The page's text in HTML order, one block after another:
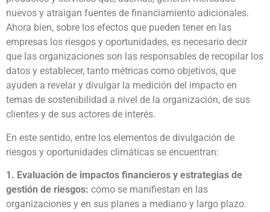
nuevos y atraigan fuentes de financiamiento adicionales.
Ahora bien, sobre los efectos que pueden tener en las
empresas los riesgos y oportunidades, es necesario decir
que las organizaciones son las responsables de recopilar los
datos y establecer, tanto métricas como objetivos, que
ayuden a revelar y divulgar la medición del impacto en
temas de sostenibilidad a nivel de la organización, de sus
clientes y de sus actores de interés.
En este sentido, entre los elementos de divulgación de
riesgos y oportunidades climáticas se encuentran:
1. Evaluación de impactos financieros y estrategias de
gestión de riesgos: cómo se manifiestan en las
organizaciones y en sus planes a mediano y largo plazo.